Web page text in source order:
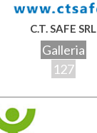
C.T. SAFE SRL
Galleria
127